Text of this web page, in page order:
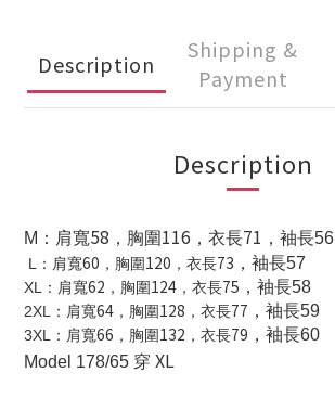
Description
Shipping &
Payment
Description
M ：肩寬58 ，胸圍 116 ，衣長71 ，袖長56
L ：肩寬60 ，胸圍120 ，衣長73 ，袖長57
XL ：肩寬62 ，胸圍124 ，衣長75 ，袖長58
2XL ：肩寬64 ，胸圍128 ，衣長77 ，袖長59
3XL ：肩寬66 ，胸圍132 ，衣長79 ，袖長60
Model 178/65 穿 XL